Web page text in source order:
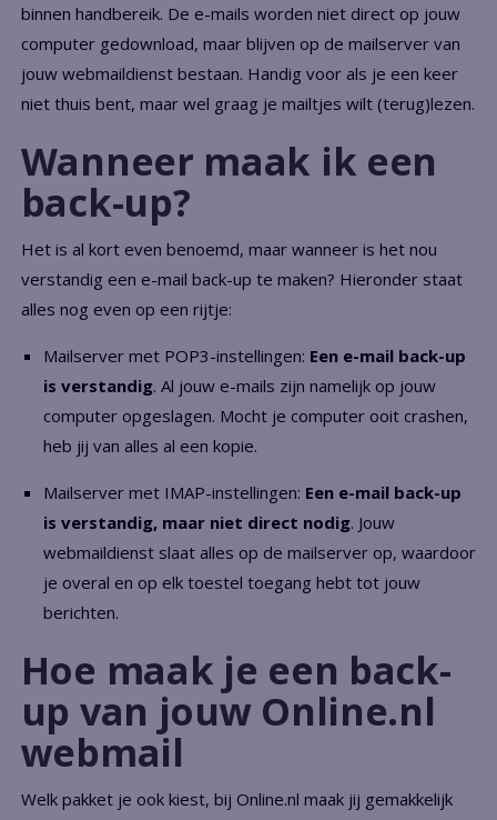
binnen handbereik. De e-mails worden niet direct op jouw
computer gedownload, maar blijven op de mailserver van
jouw webmaildienst bestaan. Handig voor als je een keer
niet thuis bent, maar wel graag je mailtjes wilt (terug)lezen.
Wanneer maak ik een
back-up?
Het is al kort even benoemd, maar wanneer is het nou
verstandig een e-mail back-up te maken? Hieronder staat
alles nog even op een rijtje:
Mailserver met POP3-instellingen: Een e-mail back-up
is verstandig. Al jouw e-mails zijn namelijk op jouw
computer opgeslagen. Mocht je computer ooit crashen,
heb jij van alles al een kopie.
Mailserver met IMAP-instellingen: Een e-mail back-up
is verstandig, maar niet direct nodig. Jouw
webmaildienst slaat alles op de mailserver op, waardoor
je overal en op elk toestel toegang hebt tot jouw
berichten.
Hoe maak je een back-
up van jouw Online.nl
webmail
Welk pakket je ook kiest, bij Online.nl maak jij gemakkelijk